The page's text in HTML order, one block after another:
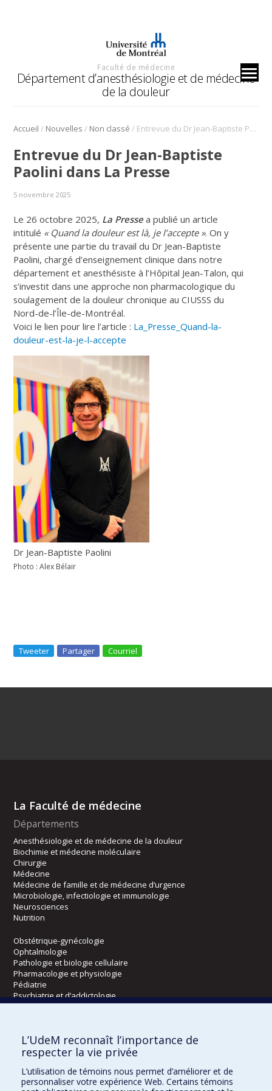
Faculté de médecine
Département d’anesthésiologie et de médecine
de la douleur
Accueil / Nouvelles / Non classé / Entrevue du Dr Jean-Baptiste Paolini dans La Presse
Entrevue du Dr Jean-Baptiste
Paolini dans La Presse
5 novembre 2025
Le 26 octobre 2025, La Presse a publié un article
intitulé « Quand la douleur est là, je l’accepte ». On y
présente une partie du travail du Dr Jean-Baptiste
Paolini, chargé d’enseignement clinique dans notre
département et anesthésiste à l’Hôpital Jean-Talon, qui
s’investit dans une approche non pharmacologique du
soulagement de la douleur chronique au CIUSSS du
Nord-de-l’Île-de-Montréal.
Voici le lien pour lire l’article : La_Presse_Quand-la-
douleur-est-la-je-l-accepte
Dr Jean-Baptiste Paolini
Photo : Alex Bélair
Tweeter Partager Courriel
La Faculté de médecine
Départements
Anesthésiologie et de médecine de la douleur
Biochimie et médecine moléculaire
Chirurgie
Médecine
Médecine de famille et de médecine d’urgence
Microbiologie, infectiologie et immunologie
Neurosciences
Nutrition
Obstétrique-gynécologie
Ophtalmologie
Pathologie et biologie cellulaire
Pharmacologie et physiologie
Pédiatrie
Psychiatrie et d’addictologie
Radiologie, radio-oncologie et médecine nucléaire
Écoles
Orthophonie et audiologie
Réadaptation
L’UdeM reconnaît l’importance de
respecter la vie privée
L’utilisation de témoins nous permet d’améliorer et de
personnaliser votre expérience Web. Certains témoins